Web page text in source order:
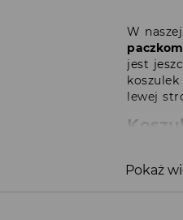
W
jest
lewej
Koszulka
Pokaż